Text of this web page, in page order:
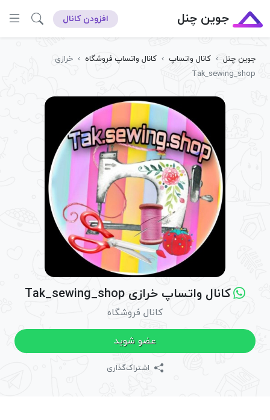
جوین چنل افزودن کانال
جوین چنل › کانال واتساپ › کانال واتساپ فروشگاه › خرازی
Tak_sewing_shop
کانال واتساپ خرازی Tak_sewing_shop
کانال فروشگاه
عضو شوید
اشتراک‌گذاری